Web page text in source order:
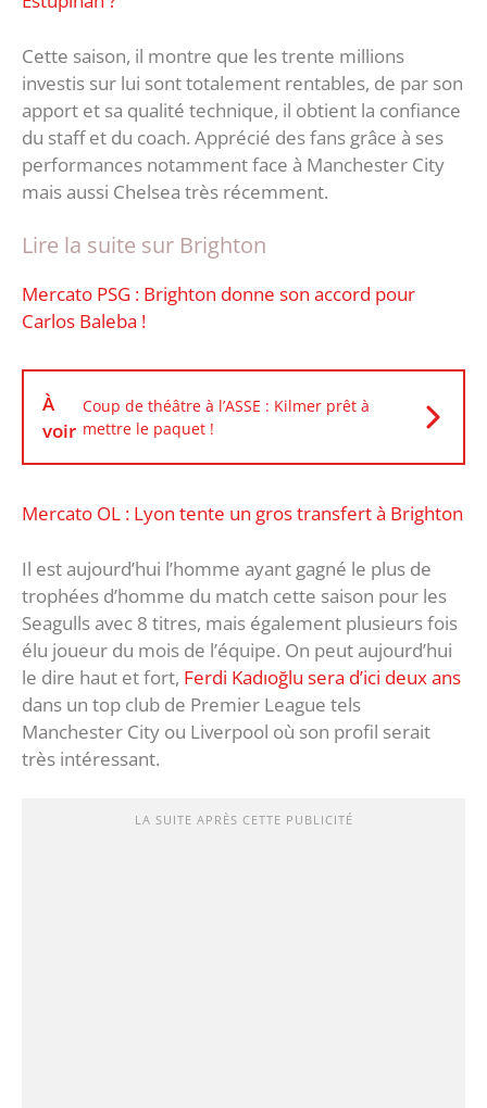
Cette saison, il montre que les trente millions
investis sur lui sont totalement rentables, de par son
apport et sa qualité technique, il obtient la confiance
du staff et du coach. Apprécié des fans grâce à ses
performances notamment face à Manchester City
mais aussi Chelsea très récemment.
Lire la suite sur Brighton
Mercato PSG : Brighton donne son accord pour
Carlos Baleba !
À
voir
Coup de théâtre à l’ASSE : Kilmer prêt à
mettre le paquet !
Mercato OL : Lyon tente un gros transfert à Brighton
Il est aujourd’hui l’homme ayant gagné le plus de
trophées d’homme du match cette saison pour les
Seagulls avec 8 titres, mais également plusieurs fois
élu joueur du mois de l’équipe. On peut aujourd’hui
le dire haut et fort, Ferdi Kadıoğlu sera d’ici deux ans
dans un top club de Premier League tels
Manchester City ou Liverpool où son profil serait
très intéressant.
LA SUITE APRÈS CETTE PUBLICITÉ